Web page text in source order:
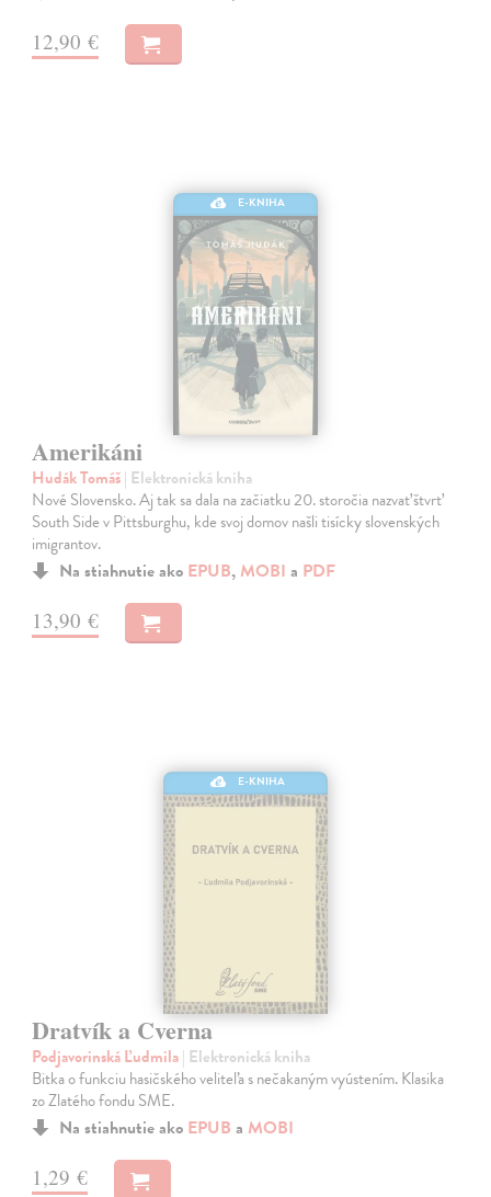
12,90 €
E-KNIHA
Amerikáni
Hudák Tomáš| Elektronická kniha
Nové Slovensko. Aj tak sa dala na začiatku 20. storočia nazvať štvrť
South Side v Pittsburghu, kde svoj domov našli tisícky slovenských
imigrantov.
Na stiahnutie ako EPUB, MOBI a PDF
13,90 €
E-KNIHA
Dratvík a Cverna
Podjavorinská Ľudmila| Elektronická kniha
Bitka o funkciu hasičského veliteľa s nečakaným vyústením. Klasika
zo Zlatého fondu SME.
Na stiahnutie ako EPUB a MOBI
1,29 €